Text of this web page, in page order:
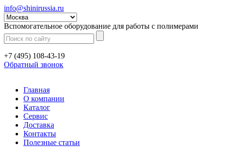
info@shinirussia.ru
Вспомогательное оборудование для работы с полимерами
+7 (495) 108-43-19
Обратный звонок
Главная
О компании
Каталог
Сервис
Доставка
Контакты
Полезные статьи